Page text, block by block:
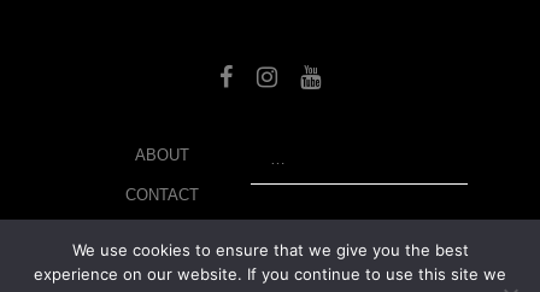
ABOUT
CONTACT
MY ACCOUNT
We use cookies to ensure that we give you the best
experience on our website. If you continue to use this site we